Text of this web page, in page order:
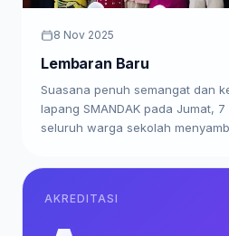
8 Nov 2025
Lembaran Baru
Suasana penuh semangat dan
lapang SMANDAK pada Jumat,
seluruh warga sekolah
AKREDITASI